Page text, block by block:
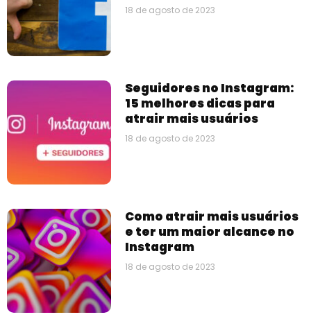
18 de agosto de 2023
Seguidores no Instagram:
15 melhores dicas para
atrair mais usuários
18 de agosto de 2023
Como atrair mais usuários
e ter um maior alcance no
Instagram
18 de agosto de 2023